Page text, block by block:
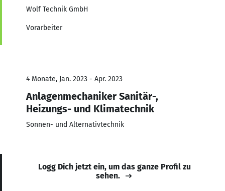
Wolf Technik GmbH
Vorarbeiter
4 Monate, Jan. 2023 - Apr. 2023
Anlagenmechaniker Sanitär-,
Heizungs- und Klimatechnik
Sonnen- und Alternativtechnik
Logg Dich jetzt ein, um das ganze Profil zu
sehen.